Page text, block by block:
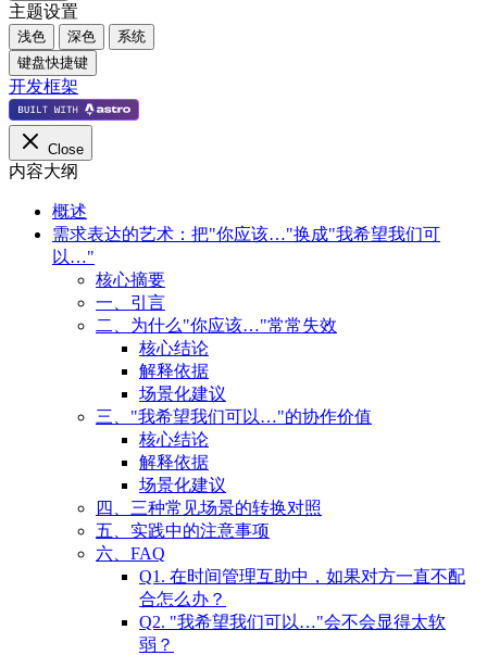
主题设置
浅色 深色
系统
键盘快捷键
开发框架
Close
内容大纲
概述
需求表达的艺术：把"你应该…"换成"我希望我们可
以…"
核心摘要
一、引言
二、为什么"你应该…"常常失效
核心结论
解释依据
场景化建议
三、"我希望我们可以…"的协作价值
核心结论
解释依据
场景化建议
四、三种常见场景的转换对照
五、实践中的注意事项
六、FAQ
Q1. 在时间管理互助中，如果对方一直不配
合怎么办？
Q2. "我希望我们可以…"会不会显得太软
弱？